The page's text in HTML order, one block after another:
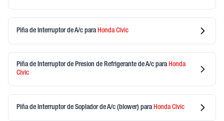
Piña de Interruptor de A/c para HondaCivic
Piña de Interruptor de Presion de Refrigerante de A/c paraHonda
Civic
Piña de Interruptor de Soplador de A/c (blower) para HondaCivic